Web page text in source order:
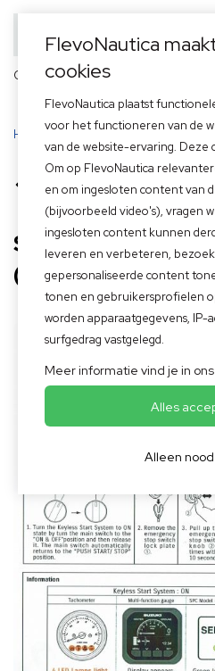
Officieel dealer van
Home >Suzuki alarm resetten
Terug naar overzicht
Suzuki alarm
(urenbeurt)
FlevoNautica
cookies
FlevoNautica plaatst
voor het functioneren van de
van de website-ervaring. Deze
Om op FlevoNautica
en om ingesloten content van
(bijvoorbeeld video's), vragen
ingesloten content kunnen
leveren en verbeteren,
gepersonaliseerde content
tonen en gebruikersprofielen
worden apparaatgegevens, IP-
surfgedrag vastgelegd.
Meer informatie vind je in ons
Alles
Alleen